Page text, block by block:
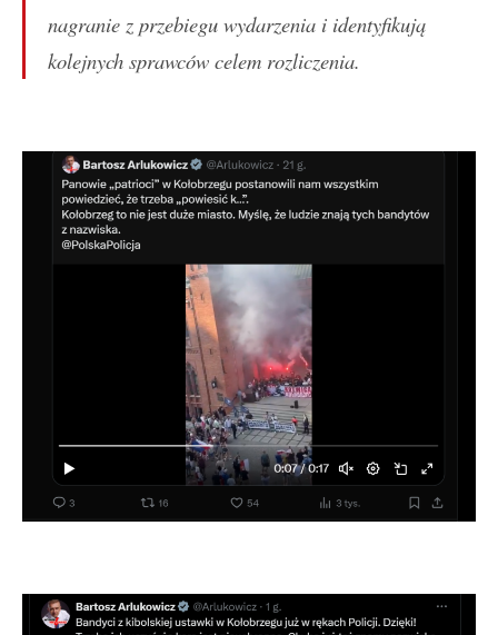
nagranie z przebiegu wydarzenia i identyfikują
kolejnych sprawców celem rozliczenia.